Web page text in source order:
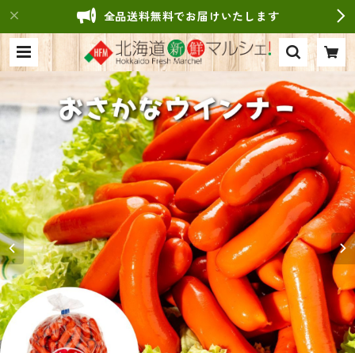
全品送料無料でお届けいたします